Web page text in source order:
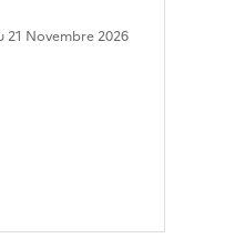
21 Novembre 2026